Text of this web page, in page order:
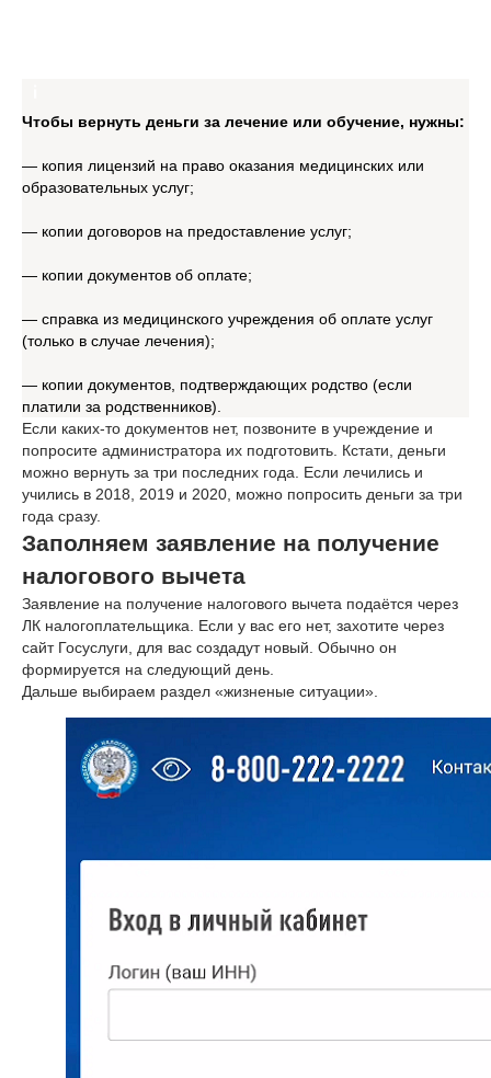
Чтобы вернуть деньги за лечение или обучение, нужны:
— копия лицензий на право оказания медицинских или
образовательных услуг;
— копии договоров на предоставление услуг;
— копии документов об оплате;
— справка из медицинского учреждения об оплате услуг
(только в случае лечения);
— копии документов, подтверждающих родство (если
платили за родственников).
Если каких-то документов нет, позвоните в учреждение и
попросите администратора их подготовить. Кстати, деньги
можно вернуть за три последних года. Если лечились и
учились в 2018, 2019 и 2020, можно попросить деньги за три
года сразу.
Заполняем заявление на получение
налогового вычета
Заявление на получение налогового вычета подаётся через
ЛК налогоплательщика. Если у вас его нет, захотите через
сайт Госуслуги, для вас создадут новый. Обычно он
формируется на следующий день.
Дальше выбираем раздел «жизненые ситуации».